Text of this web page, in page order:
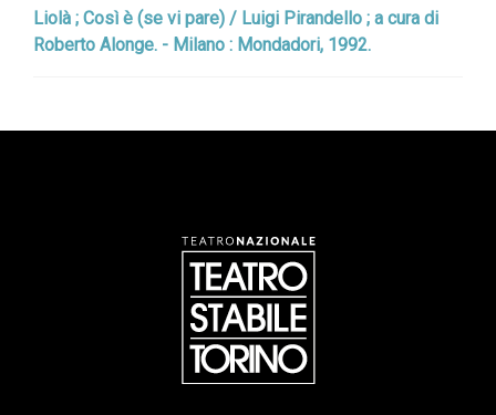
Liolà ; Così è (se vi pare) / Luigi Pirandello ; a cura di
Roberto Alonge. - Milano : Mondadori, 1992.